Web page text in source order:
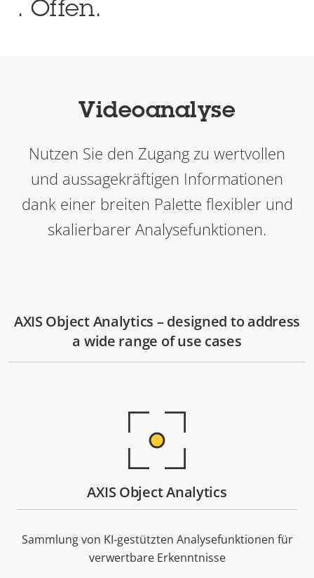
. Offen.
Videoanalyse
Nutzen Sie den Zugang zu wertvollen
und aussagekräftigen Informationen
dank einer breiten Palette flexibler und
skalierbarer Analysefunktionen.
AXIS Object Analytics – designed to address
a wide range of use cases
AXIS Object Analytics
Sammlung von KI-gestützten Analysefunktionen für
verwertbare Erkenntnisse